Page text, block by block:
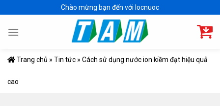
to
content
Chào mừng bạn đến với locnuoc
Trang chủ » Tin tức » Cách sử dụng nước ion kiềm đạt hiệu quả
cao